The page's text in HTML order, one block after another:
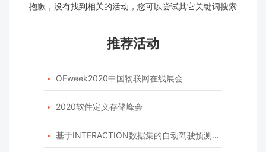
抱歉，没有找到相关的活动，您可以尝试其它关键词搜索
推荐活动
 OFweek2020中国物联网在线展会
 2020软件定义存储峰会
 基于INTERACTION数据集的自动驾驶预测模型挑战赛